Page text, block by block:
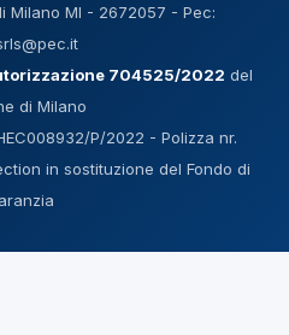
Milano MI - 2672057 - Pec:
704525/2022 del
di Milano
P/2022 - Polizza nr.
in sostituzione del Fondo di